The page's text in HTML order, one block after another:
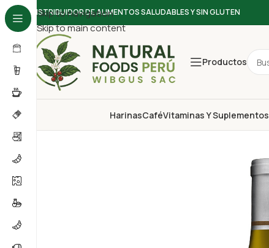
Skip to navigation
Skip to main content
DISTRIBUIDOR DE ALIMENTOS SALUDABLES Y SIN GLUTEN
Productos
HarinasCaféVitaminas Y Suplementos